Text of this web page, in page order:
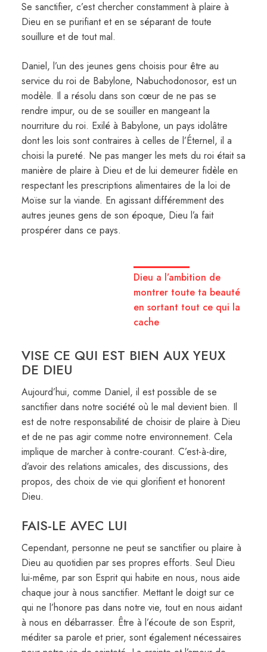
Se sanctifier, c’est chercher constamment à plaire à
Dieu en se purifiant et en se séparant de toute
souillure et de tout mal.
Daniel, l’un des jeunes gens choisis pour être au
service du roi de Babylone, Nabuchodonosor, est un
modèle. Il a résolu dans son cœur de ne pas se
rendre impur, ou de se souiller en mangeant la
nourriture du roi. Exilé à Babylone, un pays idolâtre
dont les lois sont contraires à celles de l’Éternel, il a
choisi la pureté. Ne pas manger les mets du roi était sa
manière de plaire à Dieu et de lui demeurer fidèle en
respectant les prescriptions alimentaires de la loi de
Moïse sur la viande. En agissant différemment des
autres jeunes gens de son époque, Dieu l’a fait
prospérer dans ce pays.
Dieu a l’ambition de
montrer toute ta beauté
en sortant tout ce qui la
cache
VISE CE QUI EST BIEN AUX YEUX
DE DIEU
Aujourd’hui, comme Daniel, il est possible de se
sanctifier dans notre société où le mal devient bien. Il
est de notre responsabilité de choisir de plaire à Dieu
et de ne pas agir comme notre environnement. Cela
implique de marcher à contre-courant. C’est-à-dire,
d’avoir des relations amicales, des discussions, des
propos, des choix de vie qui glorifient et honorent
Dieu.
FAIS-LE AVEC LUI
Cependant, personne ne peut se sanctifier ou plaire à
Dieu au quotidien par ses propres efforts. Seul Dieu
lui-même, par son Esprit qui habite en nous, nous aide
chaque jour à nous sanctifier. Mettant le doigt sur ce
qui ne l’honore pas dans notre vie, tout en nous aidant
à nous en débarrasser. Être à l’écoute de son Esprit,
méditer sa parole et prier, sont également nécessaires